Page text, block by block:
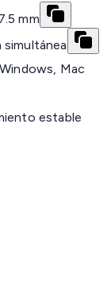
mm
Mac
estable